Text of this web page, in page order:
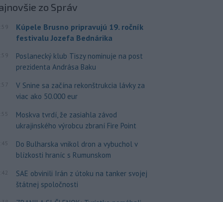
zo Správ
Kúpele Brusno pripravujú 19. ročník
festivalu Jozefa Bednárika
Poslanecký klub Tiszy nominuje na post
prezidenta Andrása Baku
V Snine sa začína rekonštrukcia lávky za
viac ako 50.000 eur
Moskva tvrdí, že zasiahla závod
ukrajinského výrobcu zbraní Fire Point
Do Bulharska vnikol dron a vybuchol v
blízkosti hraníc s Rumunskom
SAE obvinili Irán z útoku na tanker svojej
štátnej spoločnosti